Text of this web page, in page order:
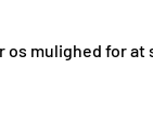
mulighed for at